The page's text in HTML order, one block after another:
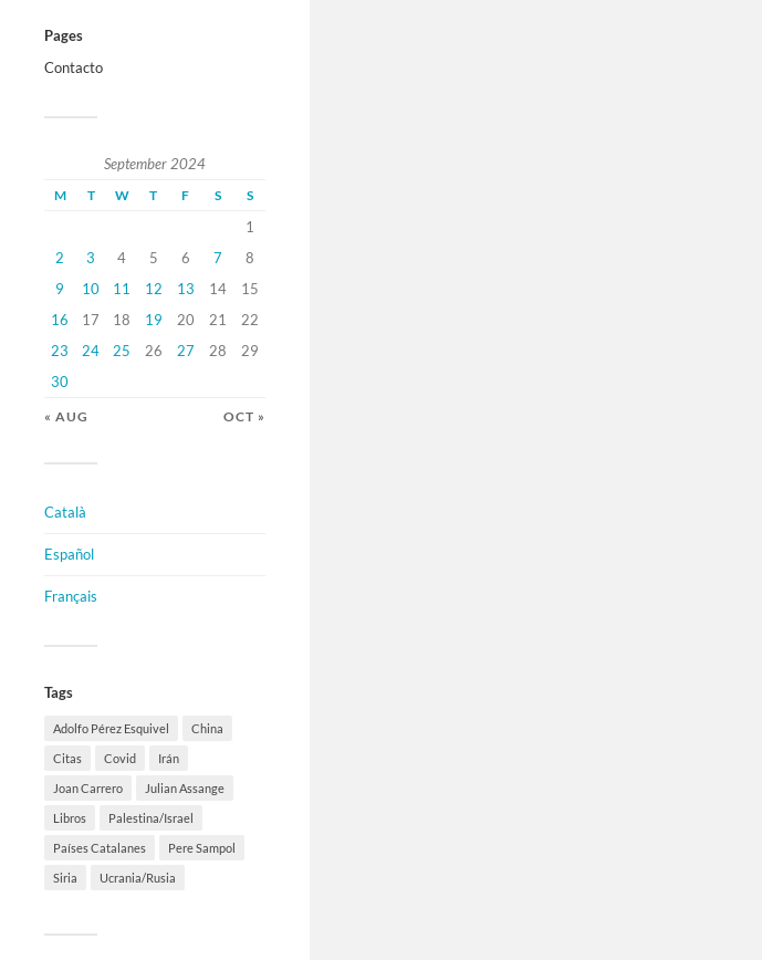
Pages
Contacto
September 2024
M T W T F S S
1
2
3 4 5 6 7
8
9
10 11 12 13 14
15
16
17 18 19 20 21
22
23
24 25 26 27 28
29
30
« AUG OCT »
Català
Español
Français
Tags
Adolfo Pérez Esquivel China
Citas Covid Irán
Joan Carrero Julian Assange
Libros Palestina/Israel
Países Catalanes Pere Sampol
Siria Ucrania/Rusia